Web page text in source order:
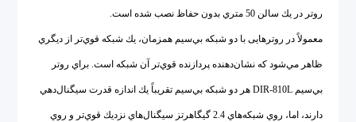
روتر در يك سالن 50 متري بدون حفاظ نصب شده است.
معمولاً در روترهایی با دو شبكه بي‌سيم همزمان، يك شبكه قوي‌تر از ديگري
ظاهر مي‌شود كه نشان‌دهنده پردازنده قوي‌تر آن شبكه است. براي روتر
بي‌سيم DIR-810L هر دو شبكه بي‌سيم تقريباً يك اندازه قدرت سيگنال‌دهي
دارند، اما، روي شبكه‌هاي 2.4 گيگاهرتز سيگنال‌هاي نزديك قوي‌تر و روي